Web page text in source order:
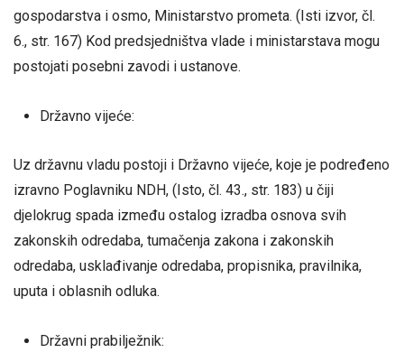
gospodarstva i osmo, Ministarstvo prometa. (Isti izvor, čl.
6., str. 167) Kod predsjedništva vlade i ministarstava mogu
postojati posebni zavodi i ustanove.
Državno vijeće:
Uz državnu vladu postoji i Državno vijeće, koje je podređeno
izravno Poglavniku NDH, (Isto, čl. 43., str. 183) u čiji
djelokrug spada između ostalog izradba osnova svih
zakonskih odredaba, tumačenja zakona i zakonskih
odredaba, usklađivanje odredaba, propisnika, pravilnika,
uputa i oblasnih odluka.
Državni prabilježnik: